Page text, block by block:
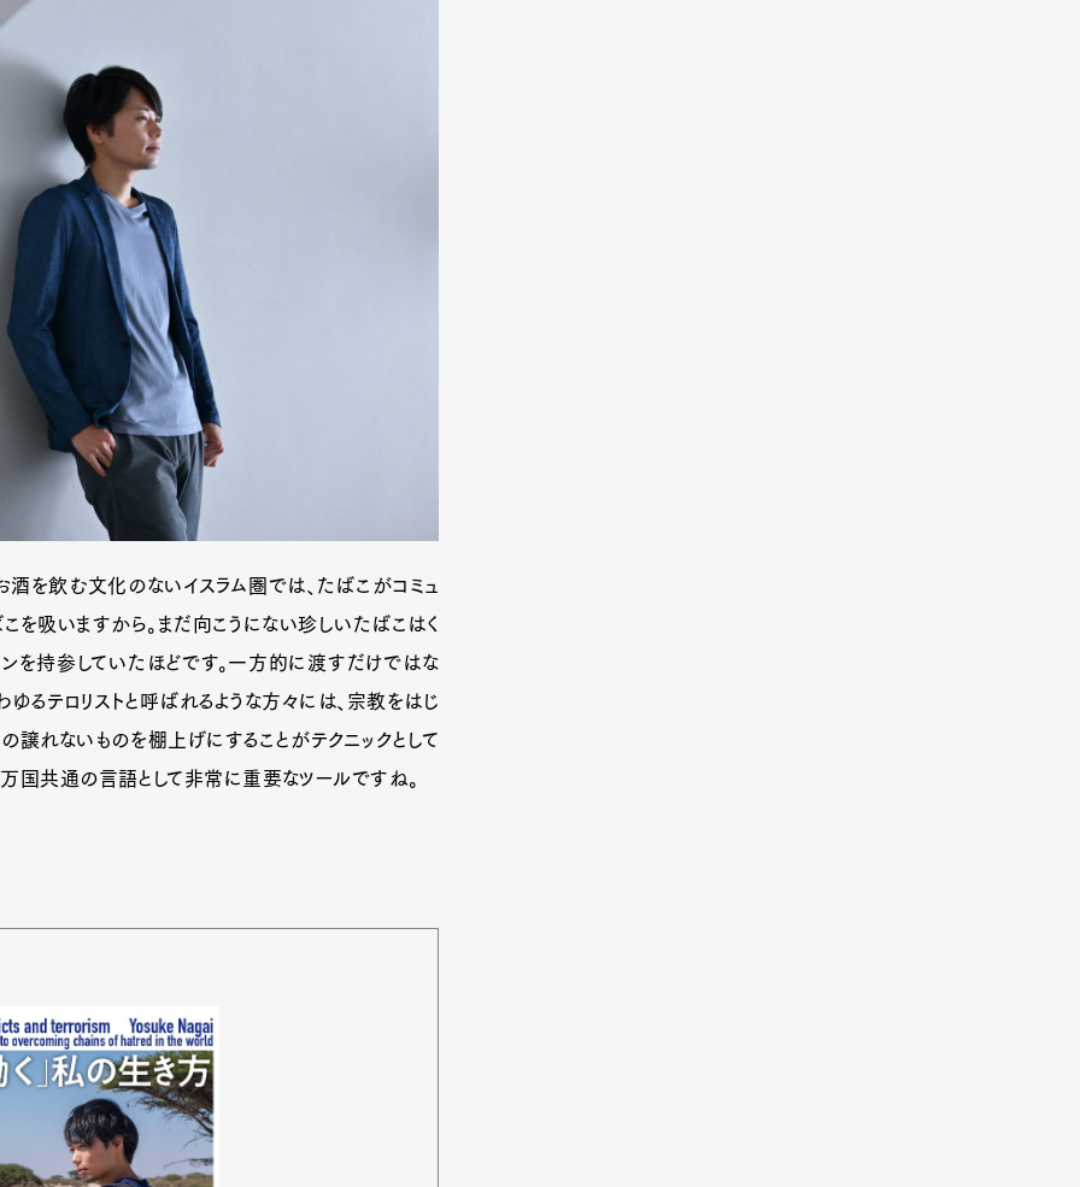
酒を飲む文化のないイスラム圏では、たばこがコミュ
を吸いますから。まだ向こうにない珍しいたばこはく
を持参していたほどです。一方的に渡すだけではな
ゆるテロリストと呼ばれるような方々には、宗教をはじ
譲れないものを棚上げにすることがテクニックとして
国共通の言語として非常に重要なツールですね。